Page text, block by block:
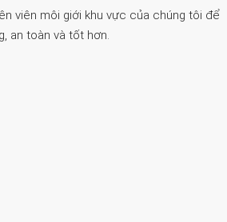
viên môi giới khu vực của chúng tôi để
an toàn và tốt hơn.